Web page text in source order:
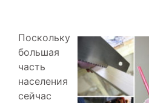
Поскольку
большая
часть
населения
сейчас